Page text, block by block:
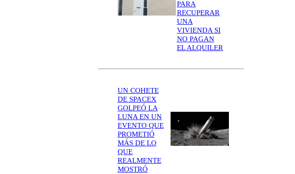
PARA
RECUPERAR
UNA
VIVIENDA SI
NO PAGAN
EL ALQUILER
UN COHETE
DE SPACEX
GOLPEÓ LA
LUNA EN UN
EVENTO QUE
PROMETIÓ
MÁS DE LO
QUE
REALMENTE
MOSTRÓ